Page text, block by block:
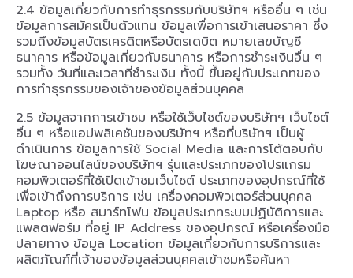
2.4 ข้อมูลเกี่ยวกับการทำธุรกรรมกับบริษัทฯ หรืออื่น ๆ เช่น
ข้อมูลการสมัครเป็นตัวแทน ข้อมูลเพื่อการเข้าเสนอราคา ซึ่ง
รวมถึงข้อมูลบัตรเครดิตหรือบัตรเดบิต หมายเลขบัญชี
ธนาคาร หรือข้อมูลเกี่ยวกับธนาคาร หรือการชำระเงินอื่น ๆ
รวมทั้ง วันที่และเวลาที่ชำระเงิน ทั้งนี้ ขึ้นอยู่กับประเภทของ
การทำธุรกรรมของเจ้าของข้อมูลส่วนบุคคล
2.5 ข้อมูลจากการเข้าชม หรือใช้เว็บไซต์ของบริษัทฯ เว็บไซต์
อื่น ๆ หรือแอปพลิเคชันของบริษัทฯ หรือที่บริษัทฯ เป็นผู้
ดำเนินการ ข้อมูลการใช้ Social Media และการโต้ตอบกับ
โฆษณาออนไลน์ของบริษัทฯ รุ่นและประเภทของโปรแกรม
คอมพิวเตอร์ที่ใช้เปิดเข้าชมเว็บไซต์ ประเภทของอุปกรณ์ที่ใช้
เพื่อเข้าถึงการบริการ เช่น เครื่องคอมพิวเตอร์ส่วนบุคคล
Laptop หรือ สมาร์ทโฟน ข้อมูลประเภทระบบปฏิบัติการและ
แพลตฟอร์ม ที่อยู่ IP Address ของอุปกรณ์ หรือเครื่องมือ
ปลายทาง ข้อมูล Location ข้อมูลเกี่ยวกับการบริการและ
ผลิตภัณฑ์ที่เจ้าของข้อมูลส่วนบุคคลเข้าชมหรือค้นหา